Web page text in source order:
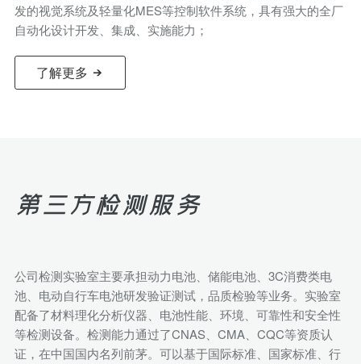
发的视觉系统及轻量化MES等控制软件系统，具有强大的全厂
自动化设计开发、集成、实施能力；
了解更多
第三方检测服务
公司检测实验室主要承担动力电池、储能电池、3C消费类电
池、电动自行车电池研发验证测试，品质检验等业务。实验室
配备了材料理化分析仪器、电池性能、环境、可靠性和安全性
等检测设备。检测能力通过了CNAS、CMA、CQC等资质认
证，在中国国内名列前茅。可以基于国际标准、国家标准、行